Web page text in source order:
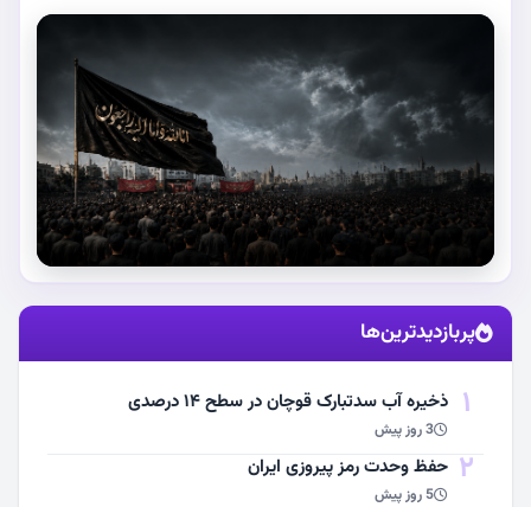
استقبال از آقای شهید ایران
مشاهده اخبار
پربازدیدترین‌ها
1 ذخیره آب سدتبارک قوچان در سطح ۱۴ درصدی
3 روز پیش
2 حفظ وحدت رمز پیروزی ایران
5 روز پیش